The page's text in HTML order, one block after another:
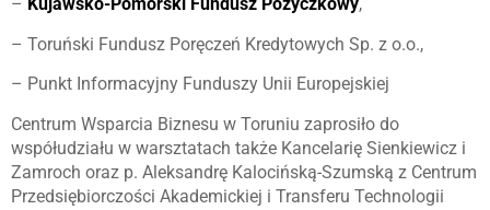
– Kujawsko-Pomorski Fundusz Pożyczkowy,
– Toruński Fundusz Poręczeń Kredytowych Sp. z o.o.,
– Punkt Informacyjny Funduszy Unii Europejskiej
Centrum Wsparcia Biznesu w Toruniu zaprosiło do
współudziału w warsztatach także Kancelarię Sienkiewicz i
Zamroch oraz p. Aleksandrę Kalocińską-Szumską z Centrum
Przedsiębiorczości Akademickiej i Transferu Technologii